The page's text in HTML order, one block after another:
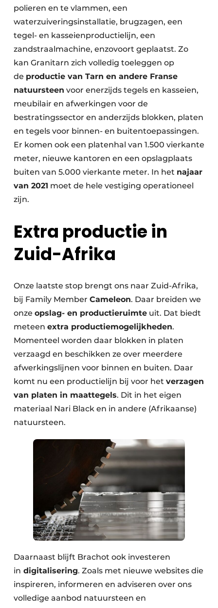
polieren en te vlammen, een
waterzuiveringsinstallatie, brugzagen, een
tegel- en kasseienproductielijn, een
zandstraalmachine, enzovoort geplaatst. Zo
kan Granitarn zich volledig toeleggen op
de productie van Tarn en andere Franse
natuursteen voor enerzijds tegels en kasseien,
meubilair en afwerkingen voor de
bestratingssector en anderzijds blokken, platen
en tegels voor binnen- en buitentoepassingen.
Er komen ook een platenhal van 1.500 vierkante
meter, nieuwe kantoren en een opslagplaats
buiten van 5.000 vierkante meter. In het najaar
van 2021 moet de hele vestiging operationeel
zijn.
Extra productie in
Zuid-Afrika
Onze laatste stop brengt ons naar Zuid-Afrika,
bij Family Member Cameleon. Daar breiden we
onze opslag- en productieruimte uit. Dat biedt
meteen extra productiemogelijkheden.
Momenteel worden daar blokken in platen
verzaagd en beschikken ze over meerdere
afwerkingslijnen voor binnen en buiten. Daar
komt nu een productielijn bij voor het verzagen
van platen in maattegels. Dit in het eigen
materiaal Nari Black en in andere (Afrikaanse)
natuursteen.
Daarnaast blijft Brachot ook investeren
in digitalisering. Zoals met nieuwe websites die
inspireren, informeren en adviseren over ons
volledige aanbod natuursteen en